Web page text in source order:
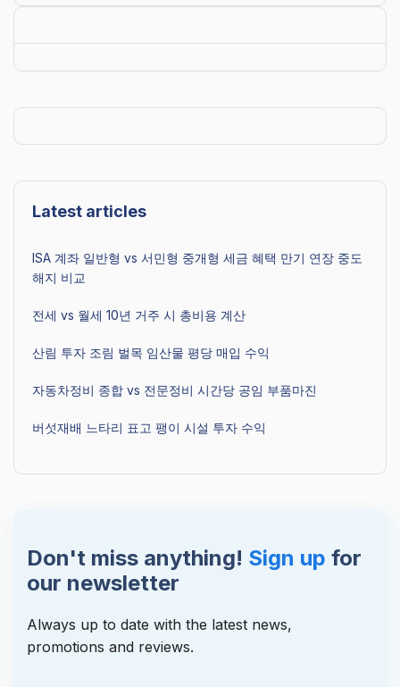
Latest articles
ISA 계좌 일반형 vs 서민형 중개형 세금 혜택 만기 연장 중도
해지 비교
전세 vs 월세 10년 거주 시 총비용 계산
산림 투자 조림 벌목 임산물 평당 매입 수익
자동차정비 종합 vs 전문정비 시간당 공임 부품마진
버섯재배 느타리 표고 팽이 시설 투자 수익
Don't miss anything! Sign up for
our newsletter
Always up to date with the latest news,
promotions and reviews.